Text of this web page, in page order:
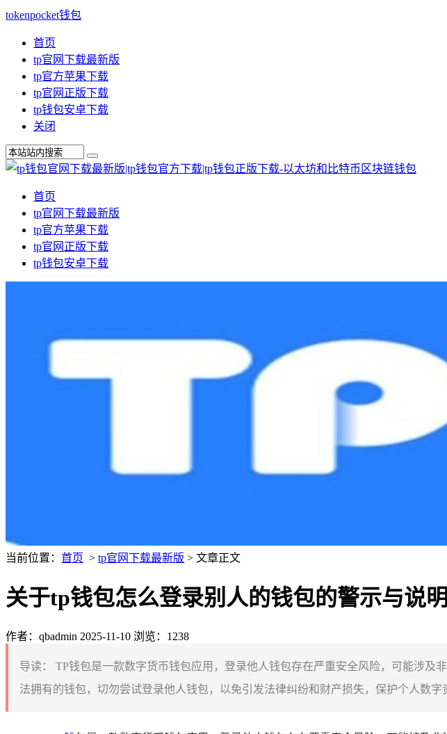
tokenpocket钱包
首页
tp官网下载最新版
tp官方苹果下载
tp官网正版下载
tp钱包安卓下载
关闭
首页
tp官网下载最新版
tp官方苹果下载
tp官网正版下载
tp钱包安卓下载
当前位置： 首页 > tp官网下载最新版 > 文章正文
关于tp钱包怎么登录别人的钱包的警示与说明
作者：qbadmin 2025-11-10 浏览：1238
导读：
TP钱包是一款数字货币钱包应用，登录他人钱包存在严重安全风险，可能涉
法拥有的钱包，切勿尝试登录他人钱包，以免引发法律纠纷和财产损失，保护个人数